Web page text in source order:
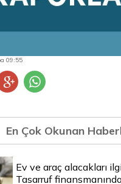
09:55
En Çok Okunan
Ev ve araç alacakları
Tasarruf